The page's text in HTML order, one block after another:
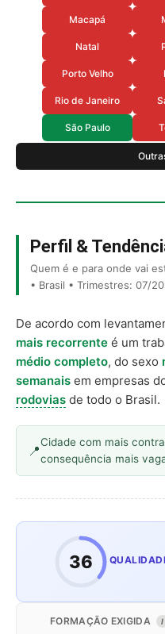
Macapá
Natal
Porto Velho
Rio de Janeiro
São Paulo
Perfil &
Quem é e para onde vai
• Brasil • Trimestres: 07/
De acordo com
mais recorrente é um
médio completo, do sexo
semanais em empresas
rodovias de todo o Brasil.
Cidade com mais
consequência mais
36
FORMAÇÃO EXIGIDA I